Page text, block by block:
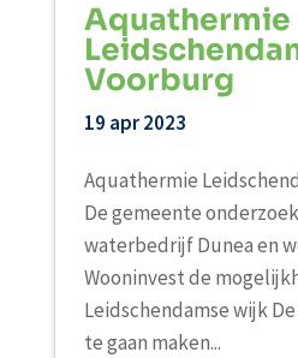
Aquathermie
Voorburg
19 apr 2023
Aquathermie
De gemeente
waterbedrijf Dunea en
Wooninvest de
Leidschendamse wijk
te gaan maken...